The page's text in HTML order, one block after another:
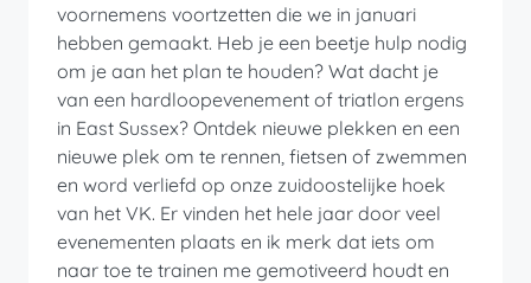
voornemens voortzetten die we in januari
hebben gemaakt. Heb je een beetje hulp nodig
om je aan het plan te houden? Wat dacht je
van een hardloopevenement of triatlon ergens
in East Sussex? Ontdek nieuwe plekken en een
nieuwe plek om te rennen, fietsen of zwemmen
en word verliefd op onze zuidoostelijke hoek
van het VK. Er vinden het hele jaar door veel
evenementen plaats en ik merk dat iets om
naar toe te trainen me gemotiveerd houdt en